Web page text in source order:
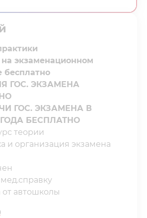
экзаменационном
бесплатно
ГОС. ЭКЗАМЕНА
ГОС. ЭКЗАМЕНА В
БЕСПЛАТНО
теории⁣⁣⁣⁣
и организация экзамена
от автошколы